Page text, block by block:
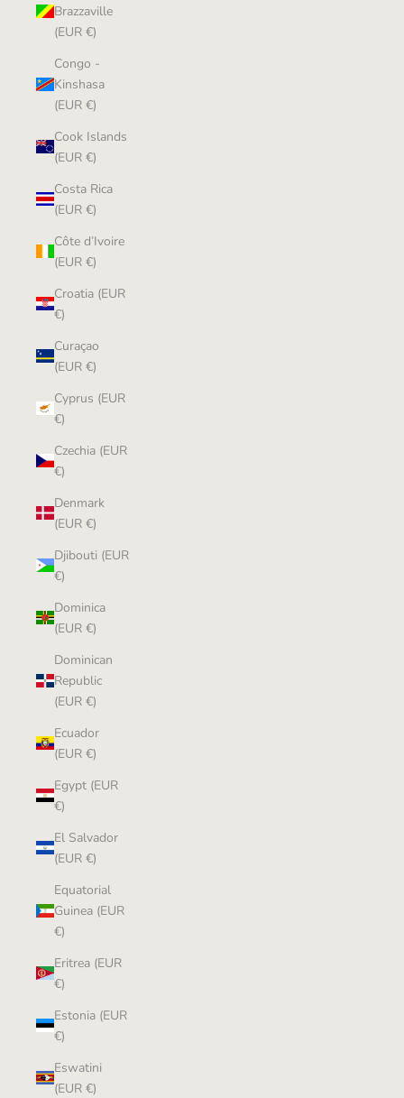
Brazzaville
(EUR €)
Congo -
Kinshasa
(EUR €)
Cook Islands
(EUR €)
Costa Rica
(EUR €)
Côte d’Ivoire
(EUR €)
Croatia (EUR
€)
Curaçao
(EUR €)
Cyprus (EUR
€)
Czechia (EUR
€)
Denmark
(EUR €)
Djibouti (EUR
€)
Dominica
(EUR €)
Dominican
Republic
(EUR €)
Ecuador
(EUR €)
Egypt (EUR
€)
El Salvador
(EUR €)
Equatorial
Guinea (EUR
€)
Eritrea (EUR
€)
Estonia (EUR
€)
Eswatini
(EUR €)